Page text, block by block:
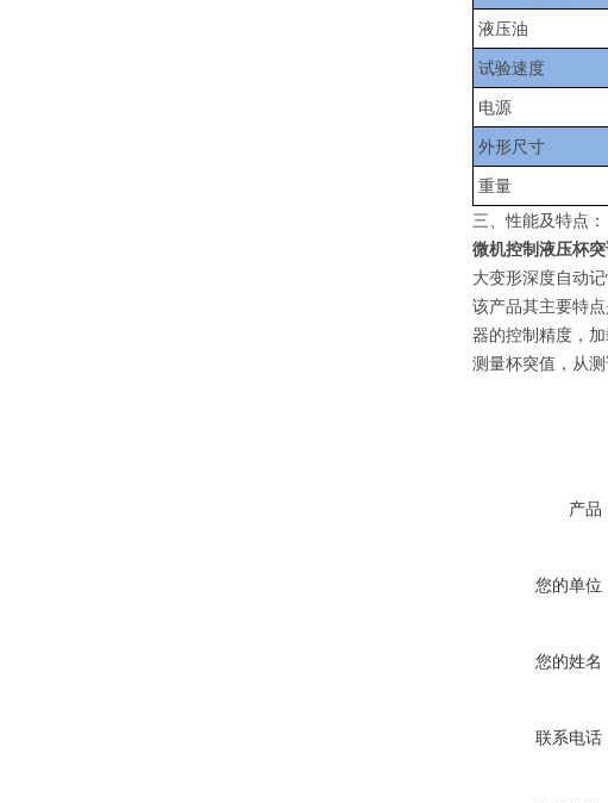
液压油
试验速度
电源
外形尺寸
重量
三、性能及特点：
微机控制液压杯
大变形深度自动
该产品其主要特
器的控制精度，
测量杯突值，从
产品
您的单位
您的姓名
联系电话